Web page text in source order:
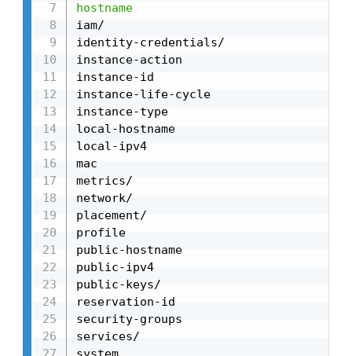
hostname
iam/
identity-credentials/
instance-action
instance-id
instance-life-cycle
instance-type
local-hostname
local-ipv4
mac
metrics/
network/
placement/
profile
public-hostname
public-ipv4
public-keys/
reservation-id
security-groups
services/